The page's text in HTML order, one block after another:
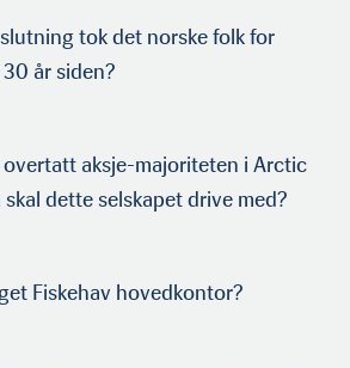
tok det norske folk for
år siden?
overtatt aksje-majoriteten i Arctic
skal dette selskapet drive med?
Fiskehav hovedkontor?